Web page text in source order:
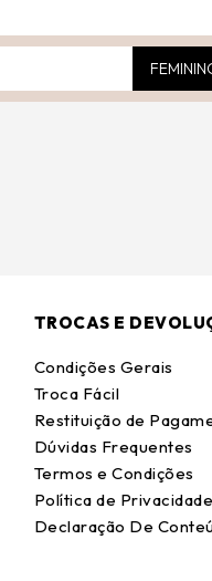
TROCAS E
Condições Gerais
Troca Fácil
Restituição de
Dúvidas Frequentes
Termos e Condições
Política de Privacidade
Declaração De